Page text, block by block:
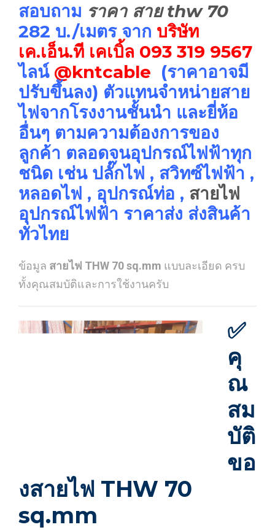
สอบถาม ราคา สาย thw 70
282 บ./เมตร จาก บริษัท
เค.เอ็น.ที เคเบิ้ล 093 319 9567
ไลน์ @kntcable (ราคาอาจมี
ปรับขึ้นลง) ตัวแทนจำหน่ายสาย
ไฟจากโรงงานชั้นนำ และยี่ห้อ
อื่นๆ ตามความต้องการของ
ลูกค้า ตลอดจนอุปกรณ์ไฟฟ้าทุก
ชนิด เช่น ปลั๊กไฟ , สวิทซ์ไฟฟ้า ,
หลอดไฟ , อุปกรณ์ท่อ , สายไฟ
อุปกรณ์ไฟฟ้า ราคาส่ง ส่งสินค้า
ทั่วไทย
ข้อมูล สายไฟ THW 70 sq.mm แบบละเอียด ครบ
ทั้งคุณสมบัติและการใช้งานครับ
✅
คุ
ณ
สม
บัติ
ขอ
งสายไฟ THW 70
sq.mm